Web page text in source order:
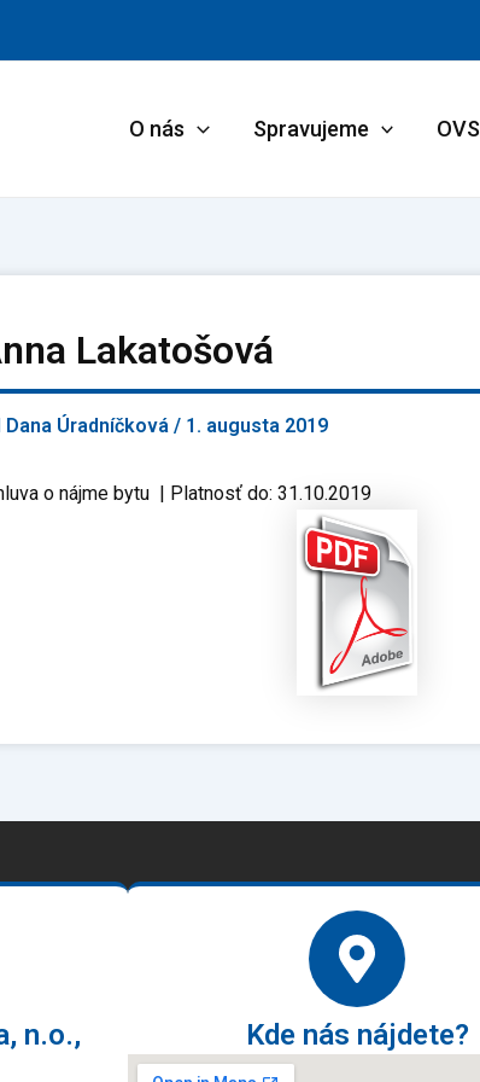
O nás Spravujeme OVS
Lakatošová
Dana Úradníčková / 1. augusta 2019
o nájme bytu | Platnosť do: 31.10.2019
n.o.,
Kde nás nájdete?